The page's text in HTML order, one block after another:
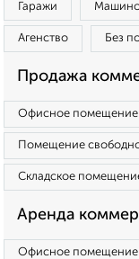
Гаражи
Агенство Без
Продажа
Офисное помещение
Помещение
Складское
Аренда
Офисное помещение